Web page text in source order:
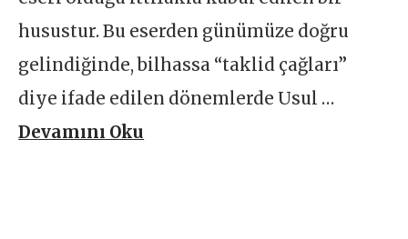
husustur. Bu eserden günümüze doğru
gelindiğinde, bilhassa “taklid çağları”
diye ifade edilen dönemlerde Usul …
Devamını Oku